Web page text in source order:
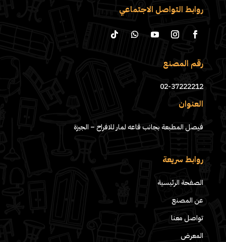
روابط التواصل الاجتماعي
رقم المصنع
02-37222212
العنوان
فيصل المطبعة بجانب قاعه لمار للافراح – الجيزة
روابط سريعة
الصفحة الرئيسية
عن المصنع
تواصل معنا
المعرض